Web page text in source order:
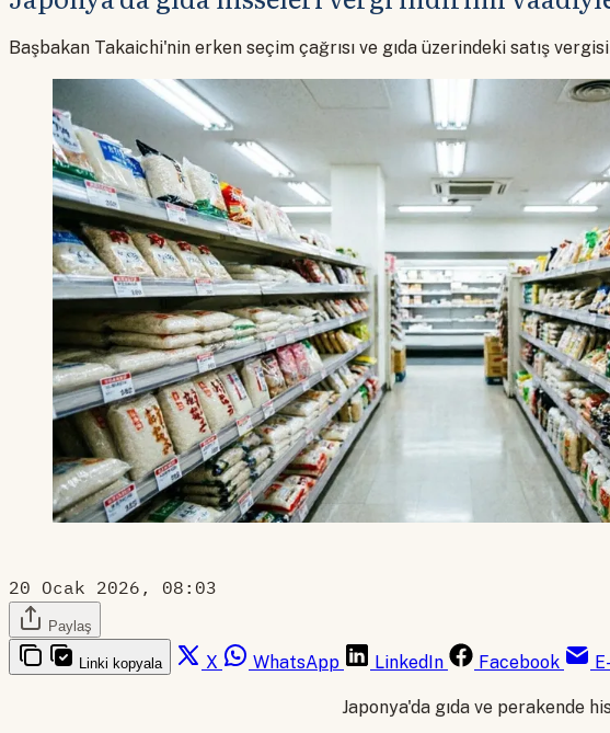
Başbakan Takaichi'nin erken seçim çağrısı ve gıda üzerindeki satış
20 Ocak 2026, 08:03
Paylaş
Linki kopyala X WhatsApp LinkedIn Facebook
Japonya'da gıda ve perakende